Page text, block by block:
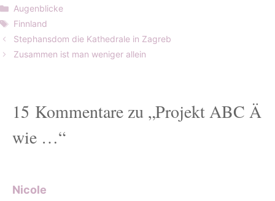
Kategorien
Augenblicke
Schlagwörter
Finnland
Stephansdom die Kathedrale in Zagreb
Zusammen ist man weniger allein
15 Kommentare zu „Projekt ABC Ä
wie …“
Nicole